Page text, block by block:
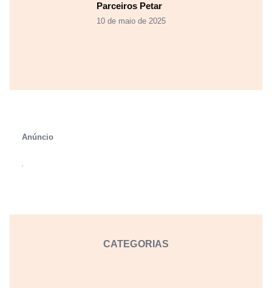
Parceiros Petar
10 de maio de 2025
Anúncio
CATEGORIAS